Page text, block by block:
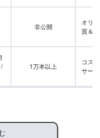
非公開
オリ
質＆
1万本以上
コス
サー